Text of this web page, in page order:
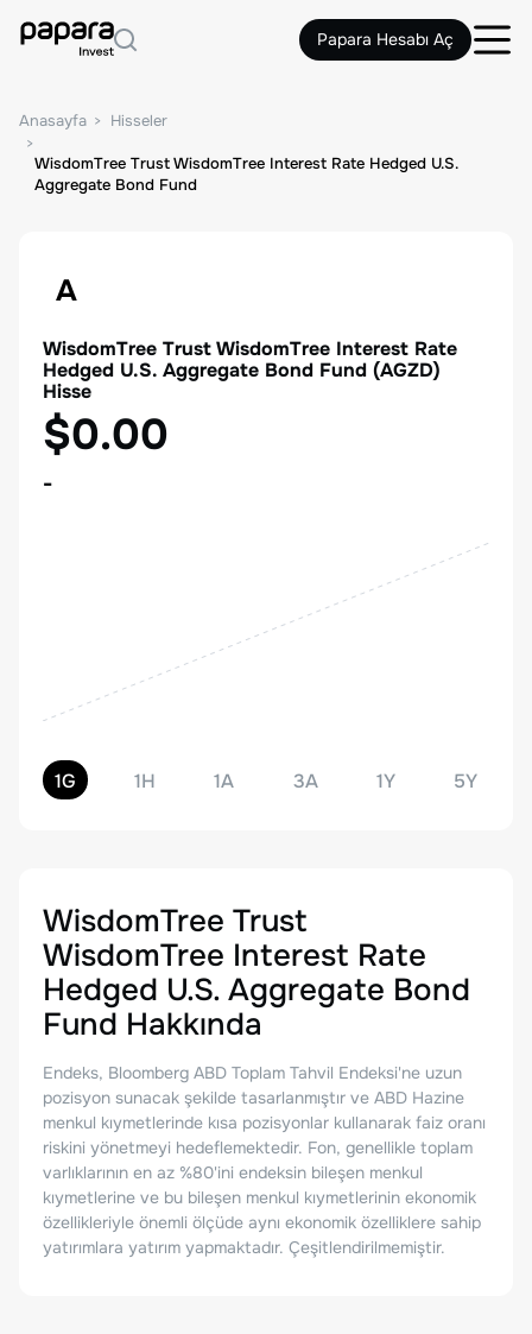
Papara Hesabı Aç
Anasayfa Hisseler
WisdomTree Trust WisdomTree Interest Rate Hedged U.S.
Aggregate Bond Fund
A
WisdomTree Trust WisdomTree Interest Rate
Hedged U.S. Aggregate Bond Fund (AGZD)
Hisse
$0.00
-
1G 1H 1A 3A 1Y 5Y
WisdomTree Trust
WisdomTree Interest Rate
Hedged U.S. Aggregate Bond
Fund Hakkında
Endeks, Bloomberg ABD Toplam Tahvil Endeksi'ne uzun
pozisyon sunacak şekilde tasarlanmıştır ve ABD Hazine
menkul kıymetlerinde kısa pozisyonlar kullanarak faiz oranı
riskini yönetmeyi hedeflemektedir. Fon, genellikle toplam
varlıklarının en az %80'ini endeksin bileşen menkul
kıymetlerine ve bu bileşen menkul kıymetlerinin ekonomik
özellikleriyle önemli ölçüde aynı ekonomik özelliklere sahip
yatırımlara yatırım yapmaktadır. Çeşitlendirilmemiştir.